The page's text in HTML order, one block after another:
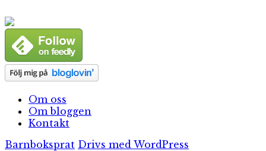
Om oss
Om bloggen
Kontakt
Barnboksprat Drivs med WordPress